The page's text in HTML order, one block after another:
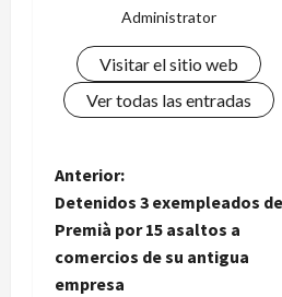
Administrator
Visitar el sitio web
Ver todas las entradas
N
a
v
Anterior:
Detenidos 3 exempleados de
Premià por 15 asaltos a
comercios de su antigua
empresa